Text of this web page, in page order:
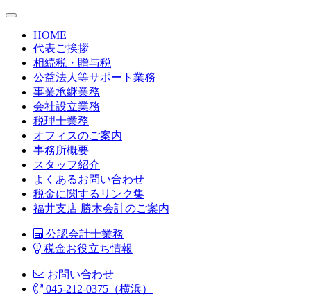
HOME
代表ご挨拶
相続税・贈与税
公益法人等サポート業務
事業承継業務
会社設立業務
税理士業務
オフィスのご案内
事務所概要
スタッフ紹介
よくあるお問い合わせ
税金に関するリンク集
福井支店 勝木会計のご案内
公認会計士業務
税金お役立ち情報
お問い合わせ
045-212-0375（横浜）